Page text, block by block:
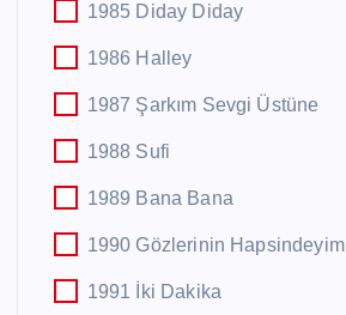
1985 Diday Diday
1986 Halley
1987 Şarkım Sevgi Üstüne
1988 Sufi
1989 Bana Bana
1990 Gözlerinin Hapsindeyim
1991 İki Dakika